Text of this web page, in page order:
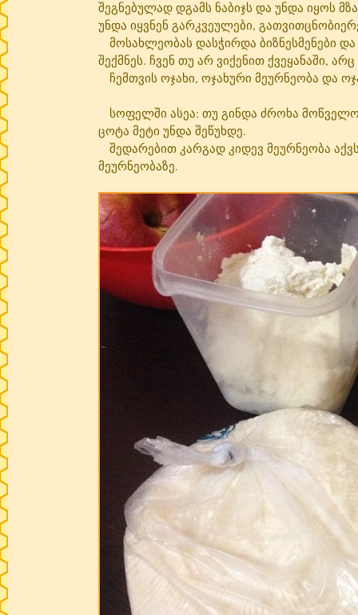
შეგნებულად დგამს ნაბიჯს და უნდა იყოს
უნდა იყვნენ გარკვეულები,
მოსახლეობას დასჭირდა ბიზნესმენები და
შექმნეს. ჩვენ თუ არ ვიქენით ქვეყანაში,
ჩემთვის ოჯახი, ოჯახური მეურნეობა და
სოფელში ასეა: თუ გინდა ძროხა მოწველო
ცოტა მეტი უნდა შეწუხდე.
შედარებით კარგად კიდევ მეურნეობა
მეურნეობაზე.